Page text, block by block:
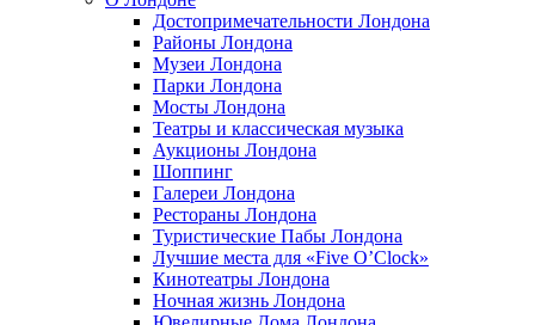
Достопримечательности Лондона
Районы Лондона
Музеи Лондона
Парки Лондона
Мосты Лондона
Театры и классическая музыка
Аукционы Лондона
Шоппинг
Галереи Лондона
Рестораны Лондона
Туристические Пабы Лондона
Лучшие места для «Five O’Clock»
Кинотеатры Лондона
Ночная жизнь Лондона